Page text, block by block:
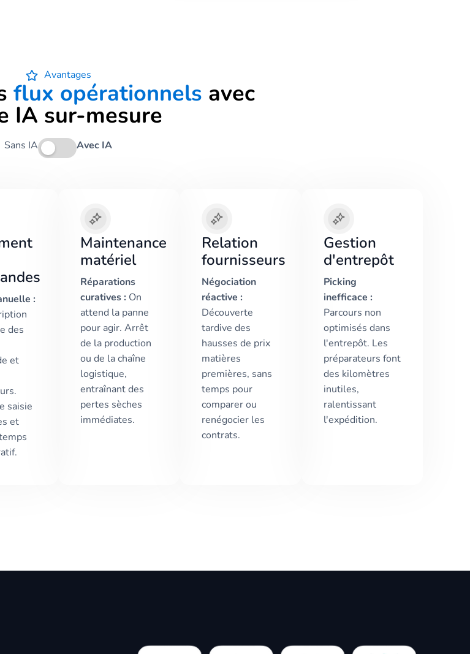
Avantages
flux opérationnels avec
IA sur-mesure
Sans IA Avec IA
:
des
et
saisie
et
Maintenance
matériel
Réparations
curatives : On
attend la panne
pour agir. Arrêt
de la production
ou de la chaîne
logistique,
entraînant des
pertes sèches
immédiates.
Relation
fournisseurs
Négociation
réactive :
Découverte
tardive des
hausses de prix
matières
premières, sans
temps pour
comparer ou
renégocier les
contrats.
Gestion
d'entrepôt
Picking
inefficace :
Parcours non
optimisés dans
l'entrepôt. Les
préparateurs font
des kilomètres
inutiles,
ralentissant
l'expédition.